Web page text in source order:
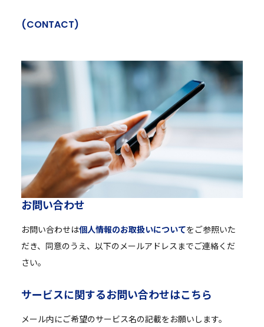
(CONTACT)
お問い合わせ
お問い合わせは個人情報のお取扱いについてをご参照いた
だき、同意のうえ、以下のメールアドレスまでご連絡くだ
さい。
サービスに関するお問い合わせはこちら
メール内にご希望のサービス名の記載をお願いします。